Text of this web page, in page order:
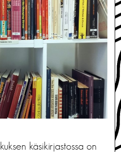
käsikirjastossa on